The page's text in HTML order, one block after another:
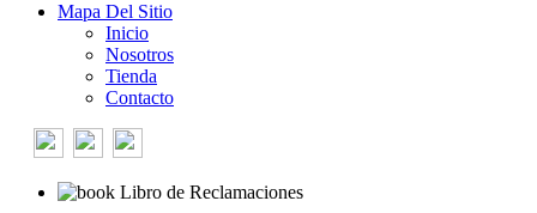
Mapa Del Sitio
Inicio
Nosotros
Tienda
Contacto
Libro de Reclamaciones